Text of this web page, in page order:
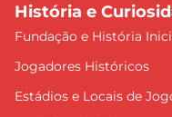
História e
Fundação e História
Jogadores Históricos
Estádios e Locais de